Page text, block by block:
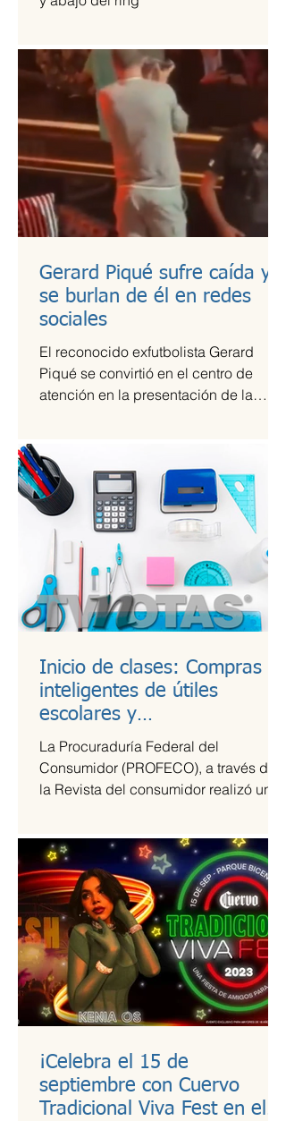
Gerard Piqué sufre caída y
se burlan de él en redes
sociales
El reconocido exfutbolista Gerard
Piqué se convirtió en el centro de
atención en la presentación de la
Inicio de clases: Compras
inteligentes de útiles
escolares y
recomendaciones para la
lonchera
La Procuraduría Federal del
Consumidor (PROFECO), a través de
la Revista del consumidor realizó un
¡Celebra el 15 de
septiembre con Cuervo
Tradicional Viva Fest en el